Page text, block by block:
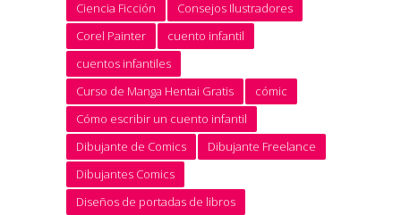
Ciencia Ficción
Consejos Ilustradores
Corel Painter
cuento infantil
cuentos infantiles
Curso de Manga Hentai Gratis
cómic
Cómo escribir un cuento infantil
Dibujante de Comics
Dibujante Freelance
Dibujantes Comics
Diseños de portadas de libros